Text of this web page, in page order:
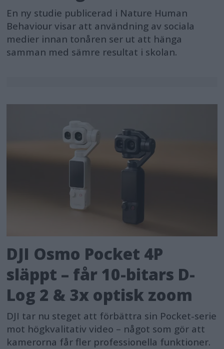
En ny studie publicerad i Nature Human
Behaviour visar att användning av sociala
medier innan tonåren ser ut att hänga
samman med sämre resultat i skolan.
DJI Osmo Pocket 4P
släppt – får 10-bitars D-
Log 2 & 3x optisk zoom
DJI tar nu steget att förbättra sin Pocket-serie
mot högkvalitativ video – något som gör att
kamerorna får fler professionella funktioner.